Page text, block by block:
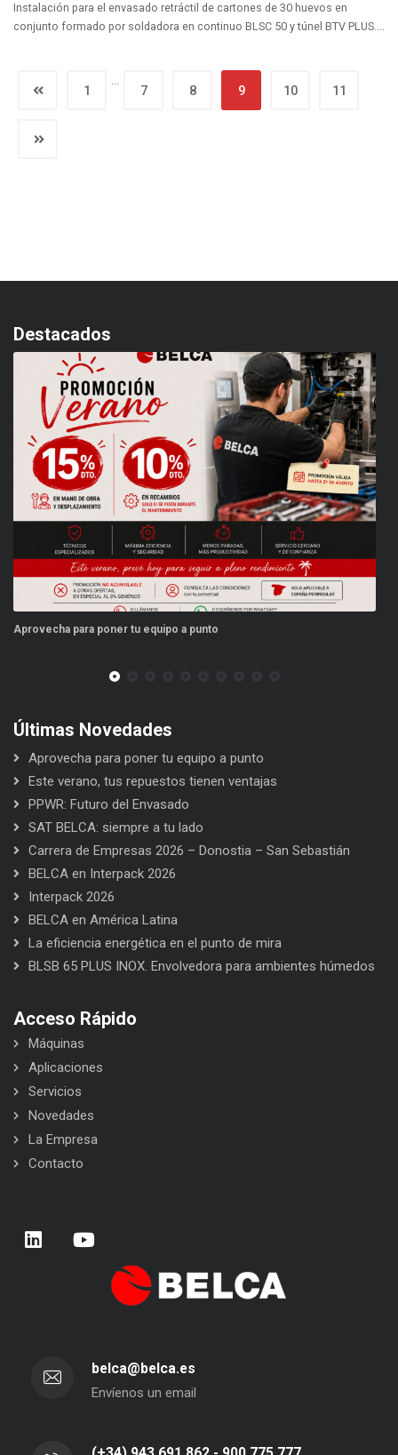
Instalación para el envasado retráctil de cartones de 30 huevos en
conjunto formado por soldadora en continuo BLSC 50 y túnel BTV PLUS....
1 7 8 9 10 11
Destacados
a punto
Últimas Novedades
Aprovecha para poner tu equipo a punto
Este verano, tus repuestos tienen ventajas
PPWR: Futuro del Envasado
SAT BELCA: siempre a tu lado
Carrera de Empresas 2026 – Donostia – San Sebastián
BELCA en Interpack 2026
Interpack 2026
BELCA en América Latina
La eficiencia energética en el punto de mira
BLSB 65 PLUS INOX. Envolvedora para ambientes húmedos
Acceso Rápido
Máquinas
Aplicaciones
Servicios
Novedades
La Empresa
Contacto
belca@belca.es
Envíenos un email